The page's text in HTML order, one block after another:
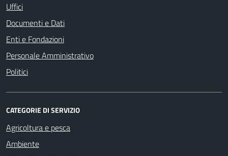
Uffici
Documenti e Dati
Enti e Fondazioni
Personale Amministrativo
Politici
CATEGORIE DI SERVIZIO
Agricoltura e pesca
Ambiente